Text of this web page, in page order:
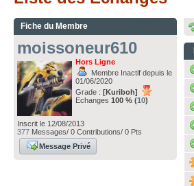
Fiche du Membre
moissoneur610
Hors Ligne
Membre Inactif depuis le
01/06/2020
Grade : [Kuriboh]
Echanges 100 % (10)
Inscrit le 12/08/2013
377 Messages/ 0 Contributions/ 0 Pts
Message Privé